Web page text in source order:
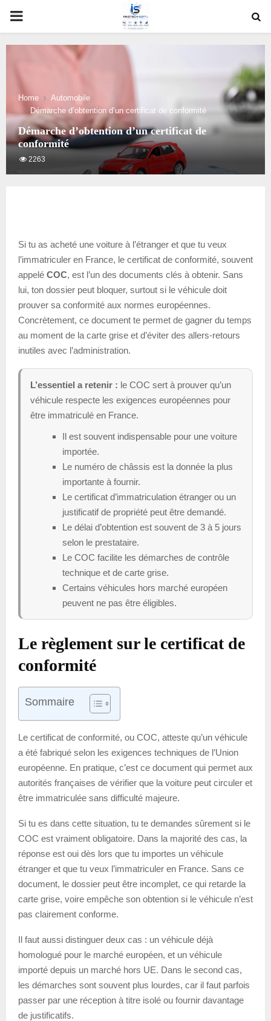
PRIMARY
MENU
Home
Automobile
Démarche d’obtention d’un certificat de conformité
Démarche d’obtention d’un certificat de
conformité
2263
Si tu as acheté une voiture à l’étranger et que tu veux
l’immatriculer en France, le certificat de conformité, souvent
appelé COC, est l’un des documents clés à obtenir. Sans
lui, ton dossier peut bloquer, surtout si le véhicule doit
prouver sa conformité aux normes européennes.
Concrètement, ce document te permet de gagner du temps
au moment de la carte grise et d’éviter des allers-retours
inutiles avec l’administration.
L’essentiel a retenir : le COC sert à prouver qu’un
véhicule respecte les exigences européennes pour
être immatriculé en France.
Il est souvent indispensable pour une voiture
importée.
Le numéro de châssis est la donnée la plus
importante à fournir.
Le certificat d’immatriculation étranger ou un
justificatif de propriété peut être demandé.
Le délai d’obtention est souvent de 3 à 5 jours
selon le prestataire.
Le COC facilite les démarches de contrôle
technique et de carte grise.
Certains véhicules hors marché européen
peuvent ne pas être éligibles.
Le règlement sur le certificat de
conformité
Sommaire
Le certificat de conformité, ou COC, atteste qu’un véhicule
a été fabriqué selon les exigences techniques de l’Union
européenne. En pratique, c’est ce document qui permet aux
autorités françaises de vérifier que la voiture peut circuler et
être immatriculée sans difficulté majeure.
Si tu es dans cette situation, tu te demandes sûrement si le
COC est vraiment obligatoire. Dans la majorité des cas, la
réponse est oui dès lors que tu importes un véhicule
étranger et que tu veux l’immatriculer en France. Sans ce
document, le dossier peut être incomplet, ce qui retarde la
carte grise, voire empêche son obtention si le véhicule n’est
pas clairement conforme.
Il faut aussi distinguer deux cas : un véhicule déjà
homologué pour le marché européen, et un véhicule
importé depuis un marché hors UE. Dans le second cas,
les démarches sont souvent plus lourdes, car il faut parfois
passer par une réception à titre isolé ou fournir davantage
de justificatifs.